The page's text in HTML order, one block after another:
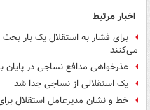
اخبار مرتبط
برای فشار به استقلال یک بار
می‌کنند
عذرخواهی مدافع نساجی در پایان
یک استقلالی از نساجی جدا شد
خط و نشان مدیرعامل استقلال